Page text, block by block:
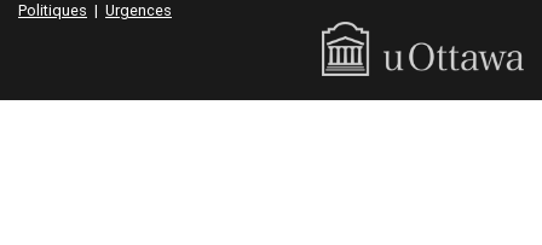
Politiques | Urgences